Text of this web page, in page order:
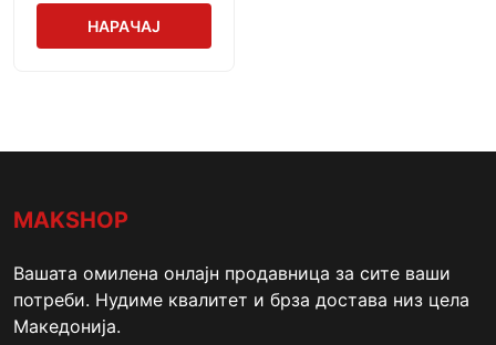
НАРАЧАЈ
MAKSHOP
Вашата омилена онлајн продавница за сите ваши
потреби. Нудиме квалитет и брза достава низ цела
Македонија.